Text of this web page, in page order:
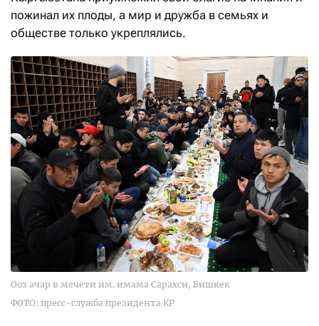
пожинал их плоды, а мир и дружба в семьях и
обществе только укреплялись.
Ооз ачар в мечети им. имама Сарахси, Бишкек
ФОТО: пресс-служба президента КР